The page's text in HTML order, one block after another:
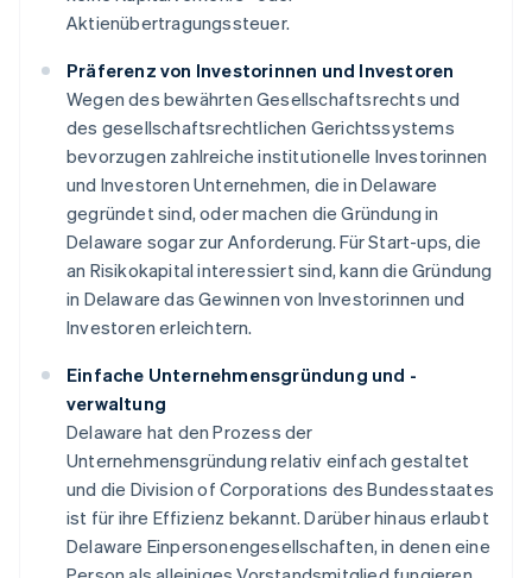
Aktienübertragungssteuer.
Präferenz von Investorinnen und Investoren
Wegen des bewährten Gesellschaftsrechts und
des gesellschaftsrechtlichen Gerichtssystems
bevorzugen zahlreiche institutionelle Investorinnen
und Investoren Unternehmen, die in Delaware
gegründet sind, oder machen die Gründung in
Delaware sogar zur Anforderung. Für Start-ups, die
an Risikokapital interessiert sind, kann die Gründung
in Delaware das Gewinnen von Investorinnen und
Investoren erleichtern.
Einfache Unternehmensgründung und -
verwaltung
Delaware hat den Prozess der
Unternehmensgründung relativ einfach gestaltet
und die Division of Corporations des Bundesstaates
ist für ihre Effizienz bekannt. Darüber hinaus erlaubt
Delaware Einpersonengesellschaften, in denen eine